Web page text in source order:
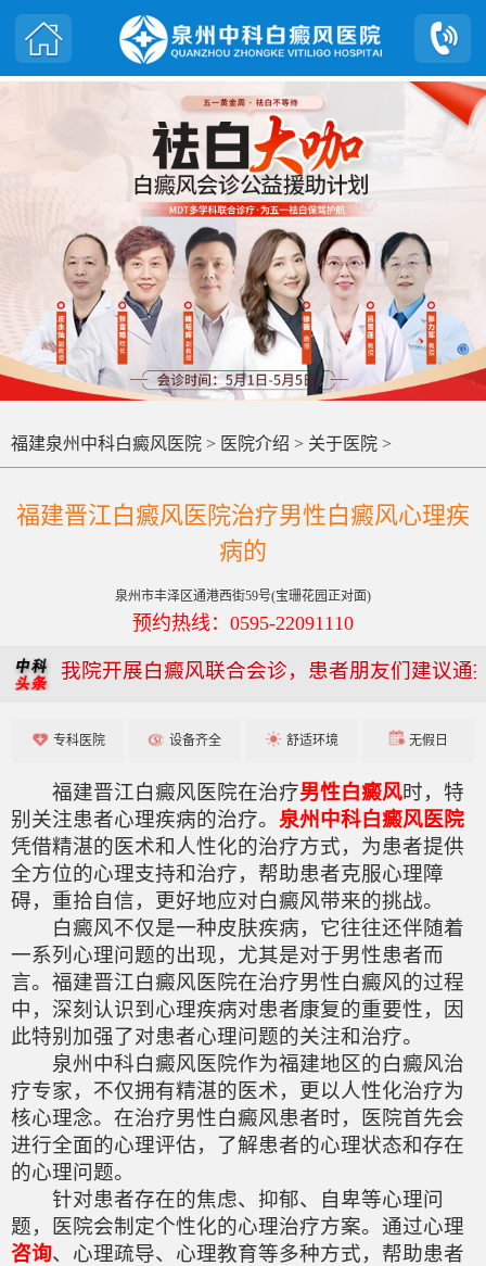
福建泉州中科白癜风医院 > 医院介绍 > 关于医院 >
福建晋江白癜风医院治疗男性白癜风心理疾
病的
泉州市丰泽区通港西街59号(宝珊花园正对面)
预约热线：0595-22091110
我院开展白癜风联合会诊，患者朋友们建议通
专科医院 设备齐全 舒适环境 无假日
福建晋江白癜风医院在治疗男性白癜风时，特
别关注患者心理疾病的治疗。 泉州中科白癜风医院
凭借精湛的医术和人性化的治疗方式，为患者提供
全方位的心理支持和治疗，帮助患者克服心理障
碍，重拾自信，更好地应对白癜风带来的挑战。
白癜风不仅是一种皮肤疾病，它往往还伴随着
一系列心理问题的出现，尤其是对于男性患者而
言。福建晋江白癜风医院在治疗男性白癜风的过程
中，深刻认识到心理疾病对患者康复的重要性，因
此特别加强了对患者心理问题的关注和治疗。
泉州中科白癜风医院作为福建地区的白癜风治
疗专家，不仅拥有精湛的医术，更以人性化治疗为
核心理念。在治疗男性白癜风患者时，医院首先会
进行全面的心理评估，了解患者的心理状态和存在
的心理问题。
针对患者存在的焦虑、抑郁、自卑等心理问
题，医院会制定个性化的心理治疗方案。通过心理
咨询、心理疏导、心理教育等多种方式，帮助患者